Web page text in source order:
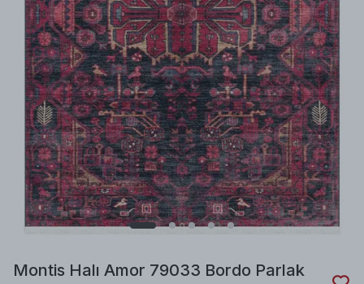
Montis Halı Amor 79033 Bordo Parlak